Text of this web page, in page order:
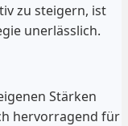
zu steigern, ist
unerlässlich.
Stärken
hervorragend für